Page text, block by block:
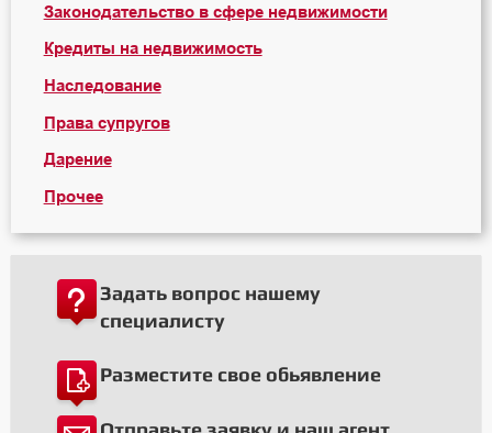
Законодательство в сфере недвижимости
Кредиты на недвижимость
Наследование
Права супругов
Дарение
Прочее
Задать вопрос нашему
специалисту
Разместите свое обьявление